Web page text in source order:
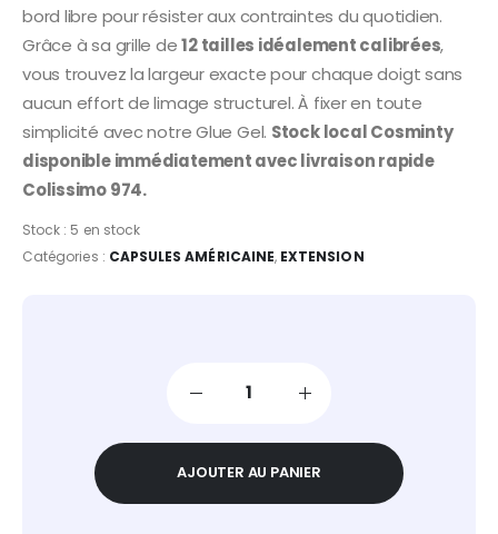
bord libre pour résister aux contraintes du quotidien.
Grâce à sa grille de12 tailles idéalement calibrées,
vous trouvez la largeur exacte pour chaque doigt sans
aucun effort de limage structurel. À fixer en toute
simplicité avec notre Glue Gel. Stock local Cosminty
disponible immédiatement avec livraison rapide
Colissimo 974.
Stock : 5 en stock
Catégories : CAPSULES AMÉRICAINE, EXTENSION
AJOUTER AU PANIER